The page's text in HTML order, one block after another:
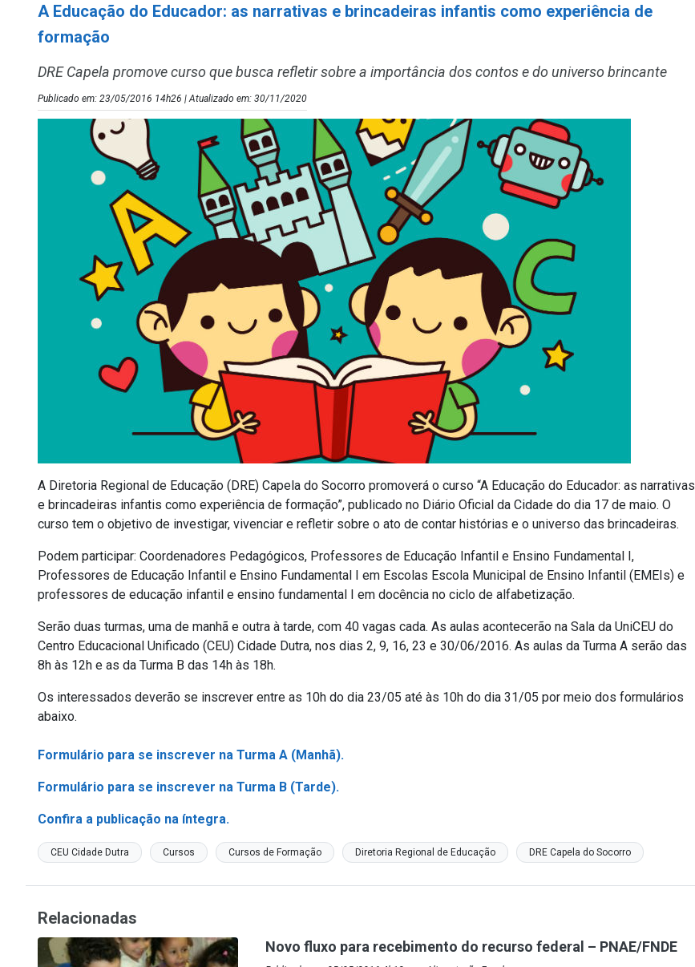
A Educação do Educador: as narrativas e brincadeiras infantis como experiência de
formação
DRE Capela promove curso que busca refletir sobre a importância dos contos e do universo brincante
Publicado em: 23/05/2016 14h26 | Atualizado em: 30/11/2020
A Diretoria Regional de Educação (DRE) Capela do Socorro promoverá o curso “A Educação do Educador: as narrativas
e brincadeiras infantis como experiência de formação”, publicado no Diário Oficial da Cidade do dia 17 de maio. O
curso tem o objetivo de investigar, vivenciar e refletir sobre o ato de contar histórias e o universo das brincadeiras.
Podem participar: Coordenadores Pedagógicos, Professores de Educação Infantil e Ensino Fundamental I,
Professores de Educação Infantil e Ensino Fundamental I em Escolas Escola Municipal de Ensino Infantil (EMEIs) e
professores de educação infantil e ensino fundamental I em docência no ciclo de alfabetização.
Serão duas turmas, uma de manhã e outra à tarde, com 40 vagas cada. As aulas acontecerão na Sala da UniCEU do
Centro Educacional Unificado (CEU) Cidade Dutra, nos dias 2, 9, 16, 23 e 30/06/2016. As aulas da Turma A serão das
8h às 12h e as da Turma B das 14h às 18h.
Os interessados deverão se inscrever entre as 10h do dia 23/05 até às 10h do dia 31/05 por meio dos formulários
abaixo.
Formulário para se inscrever na Turma A (Manhã).
Formulário para se inscrever na Turma B (Tarde).
Confira a publicação na íntegra.
CEU Cidade Dutra Cursos Cursos de Formação Diretoria Regional de Educação DRE Capela do Socorro
Relacionadas
Novo fluxo para recebimento do recurso federal – PNAE/FNDE